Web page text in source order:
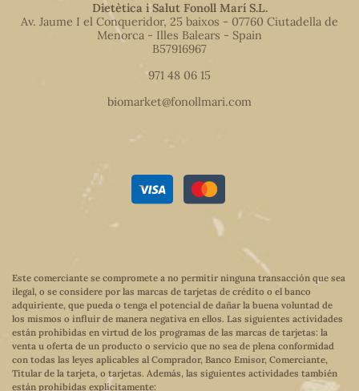
Dietètica i Salut Fonoll Marí S.L.
Av. Jaume I el Conqueridor, 25 baixos - 07760 Ciutadella de
Menorca - Illes Balears - Spain
B57916967
971 48 06 15
biomarket@fonollmari.com
Este comerciante se compromete a no permitir ninguna transacción que sea
ilegal, o se considere por las marcas de tarjetas de crédito o el banco
adquiriente, que pueda o tenga el potencial de dañar la buena voluntad de
los mismos o influir de manera negativa en ellos. Las siguientes actividades
están prohibidas en virtud de los programas de las marcas de tarjetas: la
venta u oferta de un producto o servicio que no sea de plena conformidad
con todas las leyes aplicables al Comprador, Banco Emisor, Comerciante,
Titular de la tarjeta, o tarjetas. Además, las siguientes actividades también
están prohibidas explícitamente: